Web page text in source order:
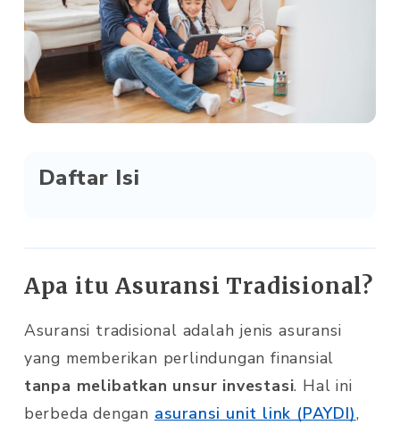
Daftar Isi
Apa itu Asuransi Tradisional?
Asuransi tradisional adalah jenis asuransi
yang memberikan perlindungan finansial
tanpa melibatkan unsur investasi. Hal ini
berbeda dengan asuransi unit link (PAYDI),